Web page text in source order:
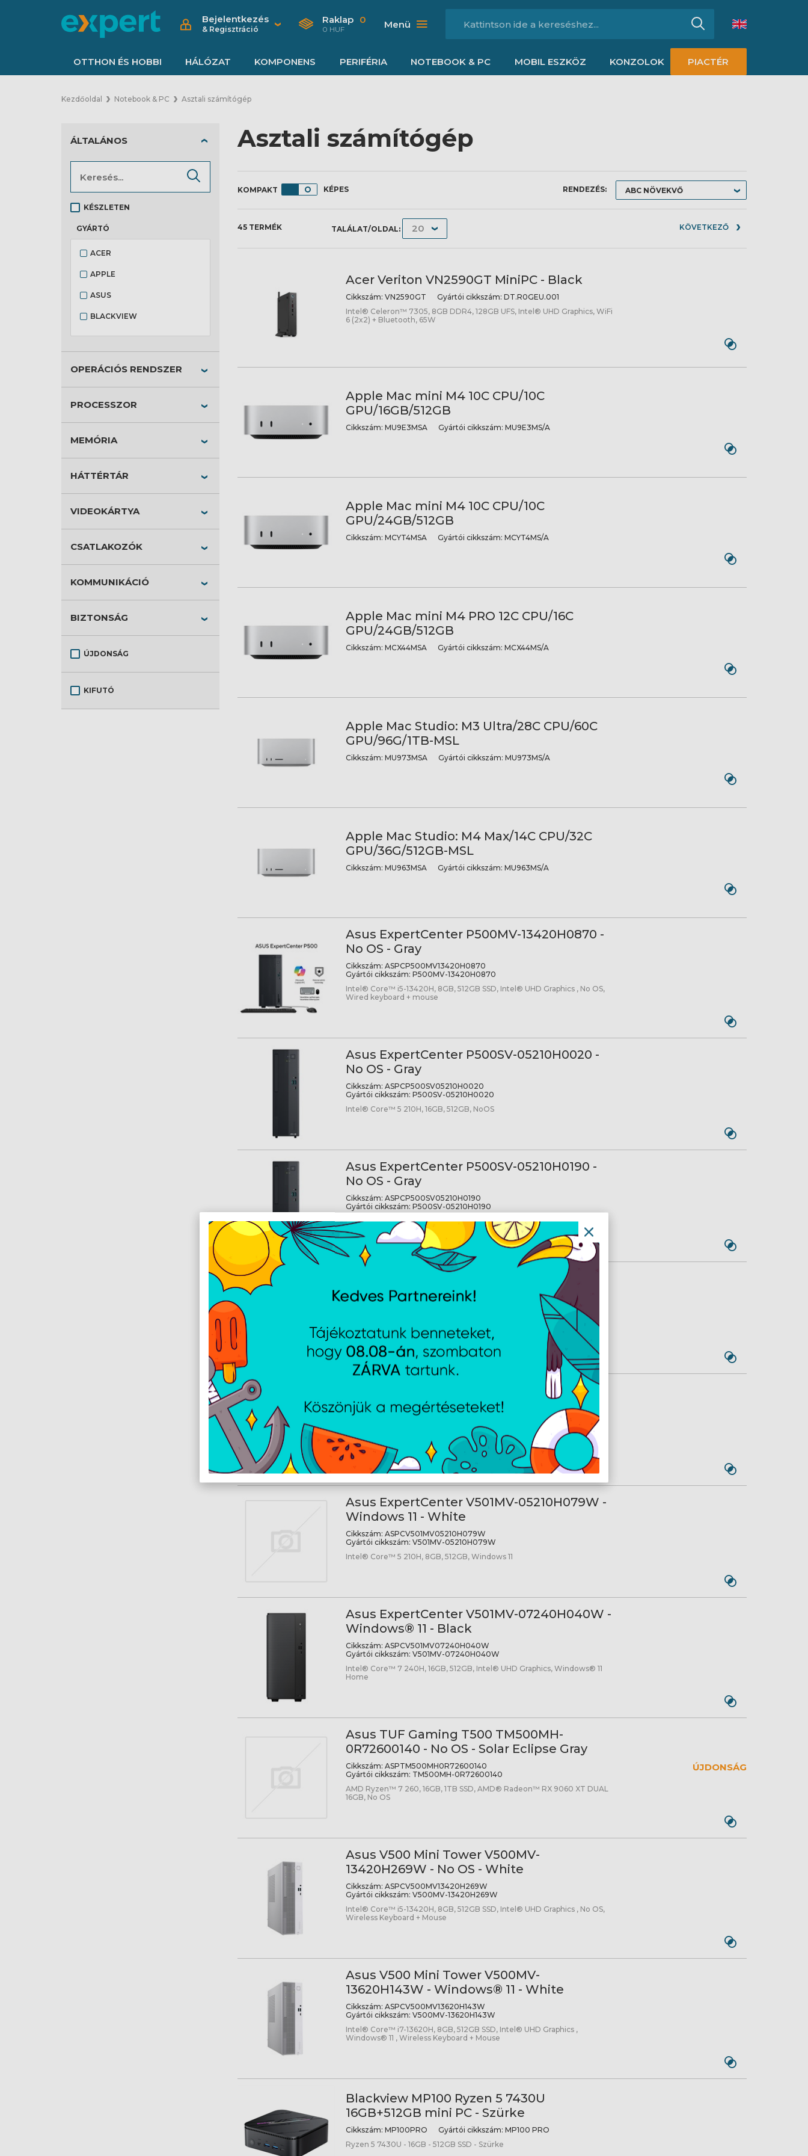
Bejelentkezés
& Regisztráció
Raklap 0
0 HUF Menü
OTTHON ÉS HOBBI HÁLÓZAT KOMPONENS PERIFÉRIA NOTEBOOK & PC MOBIL ESZKÖZ KONZOLOK PIACTÉR
Kezdőoldal Notebook & PC Asztali számítógép
Asztali számítógép
KÉPES RENDEZÉS:
45 TERMÉK TALÁLAT/OLDAL: KÖVETKEZŐ
Acer Veriton VN2590GT MiniPC - Black
Cikkszám: VN2590GT Gyártói cikkszám: DT.R0GEU.001
Intel® Celeron™ 7305, 8GB DDR4, 128GB UFS, Intel® UHD Graphics, WiFi
6 (2x2) + Bluetooth, 65W
Apple Mac mini M4 10C CPU/10C
GPU/16GB/512GB
Cikkszám: MU9E3MSA Gyártói cikkszám: MU9E3MS/A
Apple Mac mini M4 10C CPU/10C
GPU/24GB/512GB
Cikkszám: MCYT4MSA Gyártói cikkszám: MCYT4MS/A
Apple Mac mini M4 PRO 12C CPU/16C
GPU/24GB/512GB
Cikkszám: MCX44MSA Gyártói cikkszám: MCX44MS/A
Apple Mac Studio: M3 Ultra/28C CPU/60C
GPU/96G/1TB-MSL
Cikkszám: MU973MSA Gyártói cikkszám: MU973MS/A
Apple Mac Studio: M4 Max/14C CPU/32C
GPU/36G/512GB-MSL
Cikkszám: MU963MSA Gyártói cikkszám: MU963MS/A
Asus ExpertCenter P500MV-13420H0870 -
No OS - Gray
Cikkszám: ASPCP500MV13420H0870
Gyártói cikkszám: P500MV-13420H0870
Intel® Core™ i5-13420H, 8GB, 512GB SSD, Intel® UHD Graphics , No OS,
Wired keyboard + mouse
Asus ExpertCenter P500SV-05210H0020 -
No OS - Gray
Cikkszám: ASPCP500SV05210H0020
Gyártói cikkszám: P500SV-05210H0020
Intel® Core™ 5 210H, 16GB, 512GB, NoOS
Asus ExpertCenter P500SV-05210H0190 -
No OS - Gray
Cikkszám: ASPCP500SV05210H0190
Gyártói cikkszám: P500SV-05210H0190
Intel® Core™ 5 210H, 16GB, 512GB, NoOS
Asus ExpertCenter P500SV-07240H0120 -
No OS - Gray
Intel® Core™ 7 240H, 16GB, 512GB, NoOS
Asus ExpertCenter P500SV-07240H0130 -
No OS - Gray
P500SV-07240H0130
Intel® Core™ 7 240H, 16GB, 1TB, NoOS
Asus ExpertCenter V501MV-05210H079W -
Windows 11 - White
Cikkszám: ASPCV501MV05210H079W
Gyártói cikkszám: V501MV-05210H079W
Intel® Core™ 5 210H, 8GB, 512GB, Windows 11
Asus ExpertCenter V501MV-07240H040W -
Windows® 11 - Black
Cikkszám: ASPCV501MV07240H040W
Gyártói cikkszám: V501MV-07240H040W
Intel® Core™ 7 240H, 16GB, 512GB, Intel® UHD Graphics, Windows® 11
Home
Asus TUF Gaming T500 TM500MH-
0R72600140 - No OS - Solar Eclipse Gray
Cikkszám: ASPTM500MH0R72600140
Gyártói cikkszám: TM500MH-0R72600140
AMD Ryzen™ 7 260, 16GB, 1TB SSD, AMD® Radeon™ RX 9060 XT DUAL
16GB, No OS
ÚJDONSÁG
Asus V500 Mini Tower V500MV-
13420H269W - No OS - White
Cikkszám: ASPCV500MV13420H269W
Gyártói cikkszám: V500MV-13420H269W
Intel® Core™ i5-13420H, 8GB, 512GB SSD, Intel® UHD Graphics , No OS,
Wireless Keyboard + Mouse
Asus V500 Mini Tower V500MV-
13620H143W - Windows® 11 - White
Cikkszám: ASPCV500MV13620H143W
Gyártói cikkszám: V500MV-13620H143W
Intel® Core™ i7-13620H, 8GB, 512GB SSD, Intel® UHD Graphics ,
Windows® 11 , Wireless Keyboard + Mouse
Blackview MP100 Ryzen 5 7430U
16GB+512GB mini PC - Szürke
Cikkszám: MP100PRO Gyártói cikkszám: MP100 PRO
Ryzen 5 7430U - 16GB - 512GB SSD - Szürke
ÁLTALÁNOS
KÉSZLETEN
GYÁRTÓ
ACER
APPLE
ASUS
BLACKVIEW
GIGABYTE
OPERÁCIÓS RENDSZER
PROCESSZOR
MEMÓRIA
HÁTTÉRTÁR
VIDEOKÁRTYA
CSATLAKOZÓK
KOMMUNIKÁCIÓ
BIZTONSÁG
ÚJDONSÁG
KIFUTÓ